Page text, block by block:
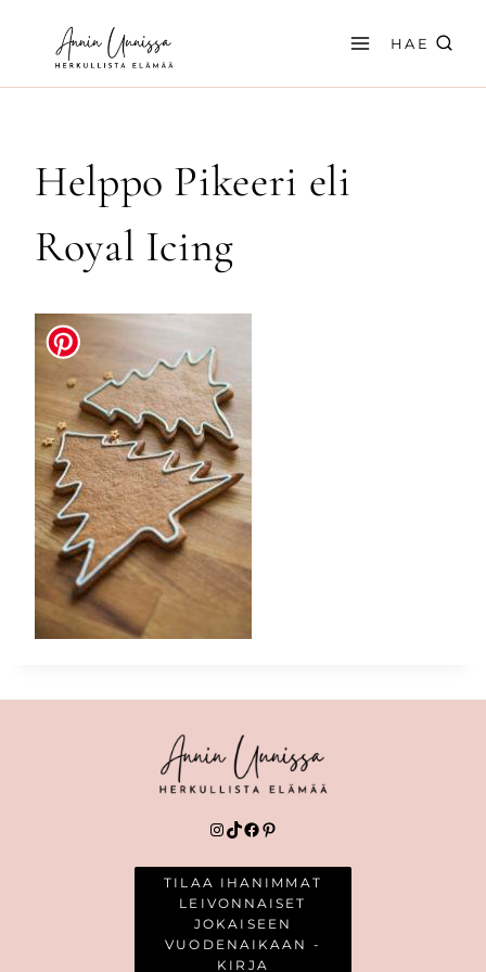
sisältöön
HAE
Helppo Pikeeri eli
Royal Icing
Instagram
TikTok
Facebook
Pinterest
TILAA IHANIMMAT
LEIVONNAISET
JOKAISEEN
VUODENAIKAAN -
KIRJA